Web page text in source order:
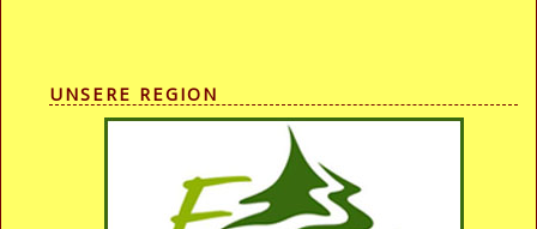
UNSERE REGION